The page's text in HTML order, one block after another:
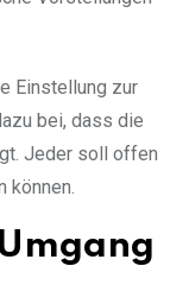
Einstellung zur
bei, dass die
Jeder soll offen
können.